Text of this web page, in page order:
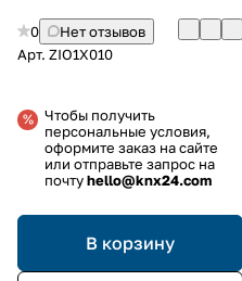
0
Нет отзывов
Арт. ZIO1X010
Чтобы получить
персональные условия,
оформите заказ на сайте
или отправьте запрос на
почтуhello@knx24.com
В корзину